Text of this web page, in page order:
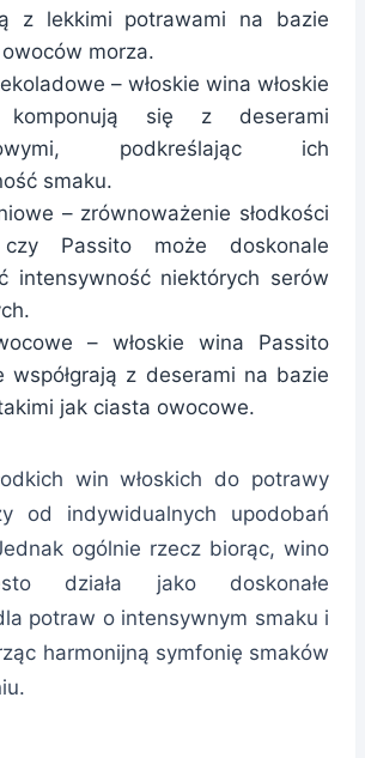
z lekkimi potrawami na bazie
morza.
– włoskie wina włoskie
komponują się z deserami
podkreślając ich
smaku.
– zrównoważenie słodkości
czy Passito może doskonale
intensywność niektórych serów
– włoskie wina Passito
współgrają z deserami na bazie
jak ciasta owocowe.
win włoskich do potrawy
od indywidualnych upodobań
ogólnie rzecz biorąc, wino
działa jako doskonałe
potraw o intensywnym smaku i
harmonijną symfonię smaków